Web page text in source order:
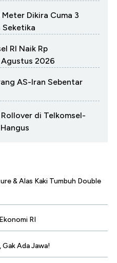
Dikira Cuma 3
Seketika
RI Naik Rp
2026
AS-Iran Sebentar
di Telkomsel-
& Alas Kaki Tumbuh Double
RI
Ada Jawa!